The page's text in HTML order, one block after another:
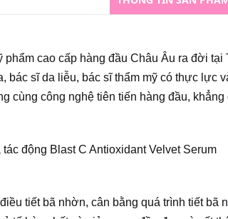
cao cấp hàng đầu Châu Âu ra đời
bác sĩ da liễu, bác sĩ thẩm mỹ có thực lực
cùng công nghệ tiên tiến hàng đầu,
động Blast C Antioxidant Velvet Serum
tiết bã nhờn, cân bằng quá trình tiết bã